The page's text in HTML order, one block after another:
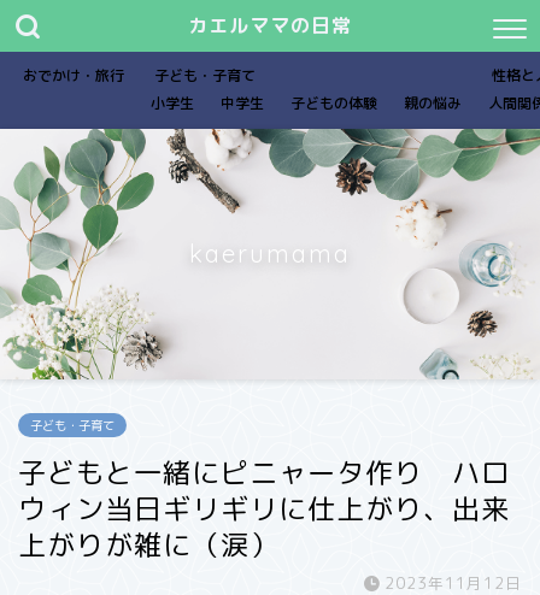
カエルママの日常
おでかけ・旅行
子ども・子育て
小学生
中学生 子どもの体験 親の悩み
性格と
人間関
kaerumama
子ども・子育て
子どもと一緒にピニャータ作り ハロ
ウィン当日ギリギリに仕上がり、出来
上がりが雑に（涙）
2023年11月12日